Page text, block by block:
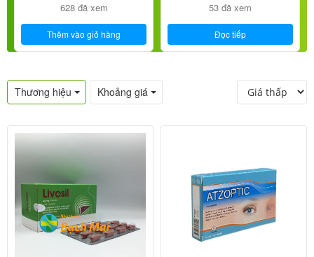
628 đã xem
Thêm vào giỏ hàng
53 đã xem
Đọc tiếp
Thương hiệu Khoảng giá